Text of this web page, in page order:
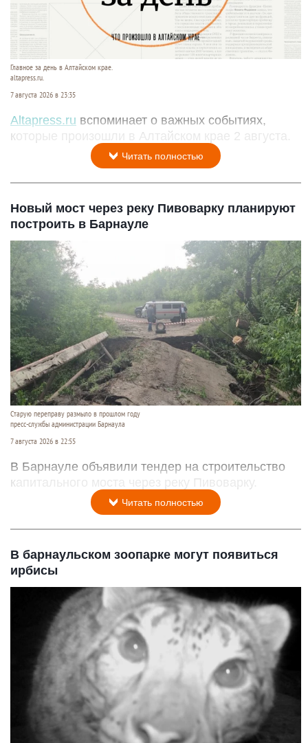
Главное за день в Алтайском крае.
altapress.ru.
7 августа 2026 в 23:35
Altapress.ru вспоминает о важных событиях,
которые произошли в Алтайском крае 2 августа.
Читать полностью
Новый мост через реку Пивоварку планируют
построить в Барнауле
Старую переправу размыло в прошлом году
пресс-службы администрации Барнаула
7 августа 2026 в 22:55
В Барнауле объявили тендер на строительство
капитального моста через реку Пивоварку.
Читать полностью
В барнаульском зоопарке могут появиться
ирбисы